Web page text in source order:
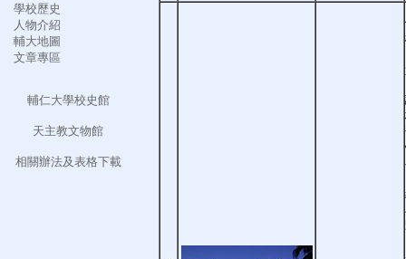
學校歷史
人物介紹
輔大地圖
文章專區
輔仁大學校史館
天主教文物館
相關辦法及表格下載